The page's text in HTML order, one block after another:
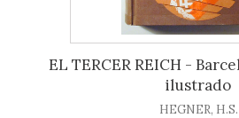
EL TERCER REICH -
ilustrado
HEGNER, H.S.